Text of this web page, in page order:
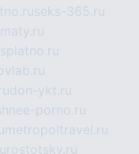
seks-365.ru
don-ykt.ru
porno.ru
metropoltravel.ru
rostotsky.ru